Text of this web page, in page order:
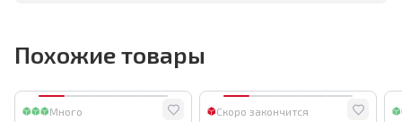
Похожие товары
Много
Скоро закончится